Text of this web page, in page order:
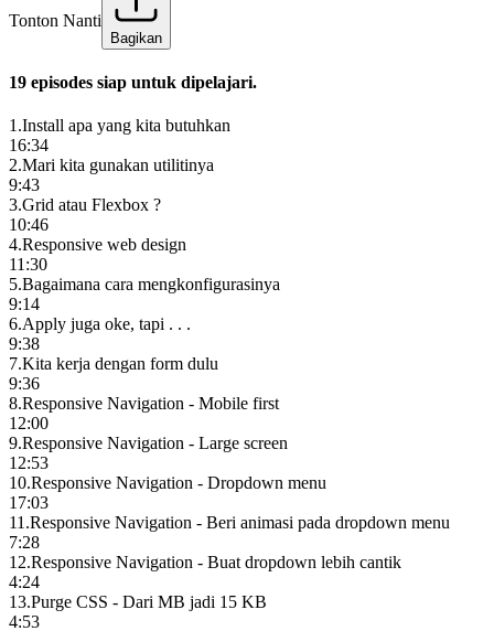
Tonton Nanti
Bagikan
19 episodes siap untuk dipelajari.
1.Install apa yang kita butuhkan
16:34
2.Mari kita gunakan utilitinya
9:43
3.Grid atau Flexbox ?
10:46
4.Responsive web design
11:30
5.Bagaimana cara mengkonfigurasinya
9:14
6.Apply juga oke, tapi . . .
9:38
7.Kita kerja dengan form dulu
9:36
8.Responsive Navigation - Mobile first
12:00
9.Responsive Navigation - Large screen
12:53
10.Responsive Navigation - Dropdown menu
17:03
11.Responsive Navigation - Beri animasi pada dropdown menu
7:28
12.Responsive Navigation - Buat dropdown lebih cantik
4:24
13.Purge CSS - Dari MB jadi 15 KB
4:53